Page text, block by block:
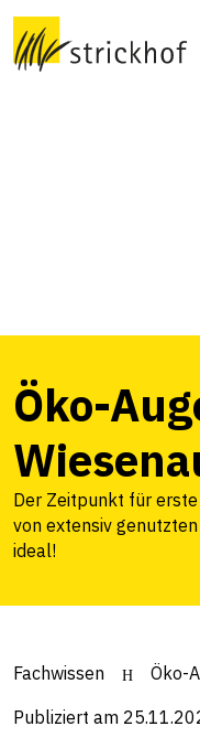
Öko-
Der Zeitpunkt für
von extensiv
ideal!
Fachwissen Öko-
Publiziert am